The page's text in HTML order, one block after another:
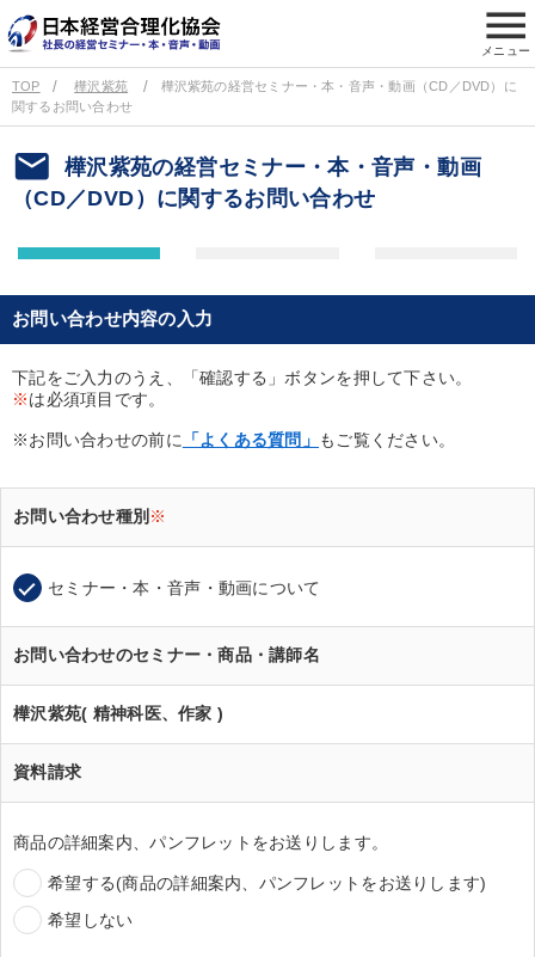
menu
メニュー
TOP 樺沢紫苑
樺沢紫苑の経営セミナー・本・音声・動画（CD／DVD）に
関するお問い合わせ
email
樺沢紫苑の経営セミナー・本・音声・動画
（CD／DVD）に関するお問い合わせ
お問い合わせ内容の入力
下記をご入力のうえ、「確認する」ボタンを押して下さい。
※は必須項目です。
※お問い合わせの前に 「よくある質問」 もご覧ください。
お問い合わせ種別 ※
セミナー・本・音声・動画について
お問い合わせのセミナー・商品・講師名
樺沢紫苑( 精神科医、作家 )
資料請求
商品の詳細案内、パンフレットをお送りします。
希望する(商品の詳細案内、パンフレットをお送りします)
希望しない